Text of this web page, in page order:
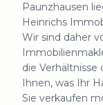
Paunzhausen
Heinrichs
Wir sind daher
die Verhältnisse
Ihnen, was Ihr
Sie verkaufen